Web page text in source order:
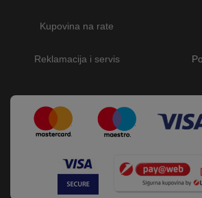
Kupovina na rate
Reklamacija i servis